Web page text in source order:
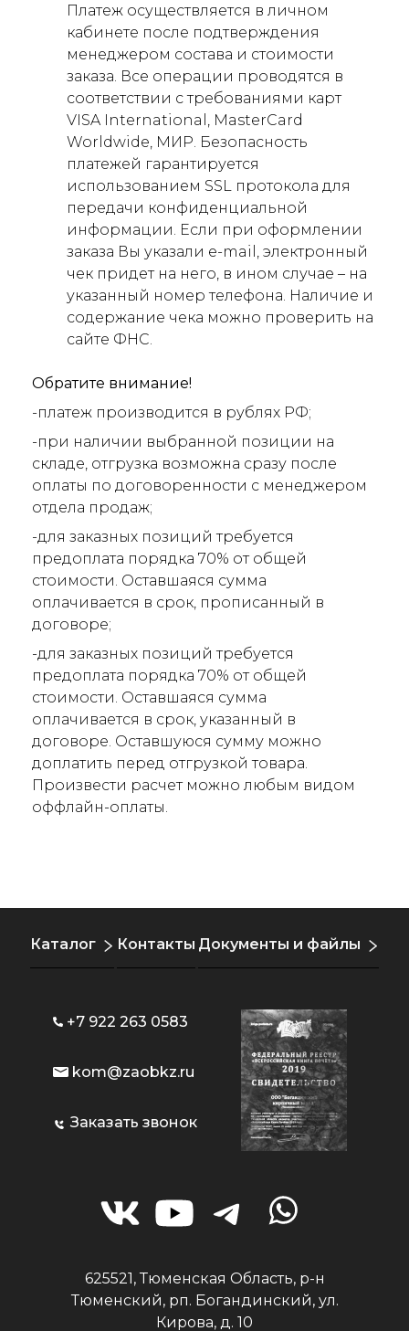
Платеж осуществляется в личном
кабинете после подтверждения
менеджером состава и стоимости
заказа. Все операции проводятся в
соответствии с требованиями карт
VISA International, MasterCard
Worldwide, МИР. Безопасность
платежей гарантируется
использованием SSL протокола для
передачи конфиденциальной
информации. Если при оформлении
заказа Вы указали e-mail, электронный
чек придет на него, в ином случае – на
указанный номер телефона. Наличие и
содержание чека можно проверить на
сайте ФНС.
Обратите внимание!
-платеж производится в рублях РФ;
-при наличии выбранной позиции на
складе, отгрузка возможна сразу после
оплаты по договоренности с менеджером
отдела продаж;
-для заказных позиций требуется
предоплата порядка 70% от общей
стоимости. Оставшаяся сумма
оплачивается в срок, прописанный в
договоре;
-для заказных позиций требуется
предоплата порядка 70% от общей
стоимости. Оставшаяся сумма
оплачивается в срок, указанный в
договоре. Оставшуюся сумму можно
доплатить перед отгрузкой товара.
Произвести расчет можно любым видом
оффлайн-оплаты.
Каталог Контакты Документы и файлы
+7 922 263 0583
kom@zaobkz.ru
Заказать звонок
625521, Тюменская Область, р-н
Тюменский, рп. Богандинский, ул.
Кирова, д. 10